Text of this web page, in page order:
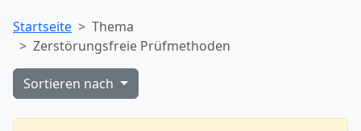
Startseite
Thema
Zerstörungsfreie Prüfmethoden
Sortieren nach